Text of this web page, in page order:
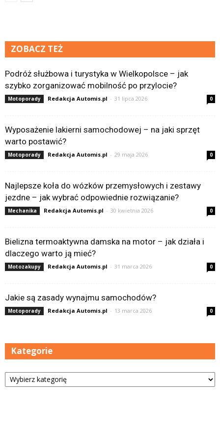
ZOBACZ TEŻ
Podróż służbowa i turystyka w Wielkopolsce – jak
szybko zorganizować mobilność po przylocie?
Motoporady Redakcja Automis.pl - 31 lipca 2026 0
Wyposażenie lakierni samochodowej – na jaki sprzęt
warto postawić?
Motoporady Redakcja Automis.pl - 29 maja 2026 0
Najlepsze koła do wózków przemysłowych i zestawy
jezdne – jak wybrać odpowiednie rozwiązanie?
Mechanika Redakcja Automis.pl - 30 kwietnia 2026 0
Bielizna termoaktywna damska na motor – jak działa i
dlaczego warto ją mieć?
Motozakupy Redakcja Automis.pl - 31 marca 2026 0
Jakie są zasady wynajmu samochodów?
Motoporady Redakcja Automis.pl - 13 marca 2026 0
Kategorie
Kategorie